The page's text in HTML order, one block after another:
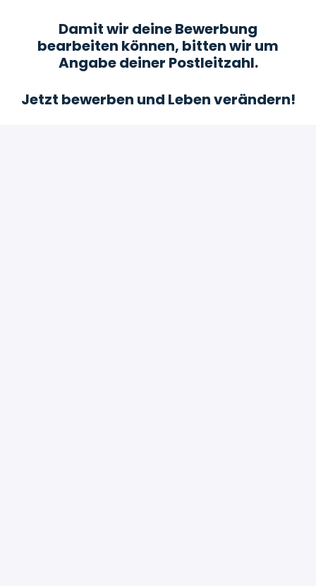
Damit wir deine Bewerbung
bearbeiten können, bitten wir um
Angabe deiner Postleitzahl.
Jetzt bewerben und Leben verändern!